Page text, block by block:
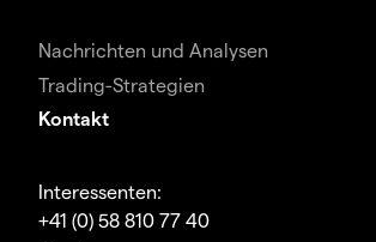
Nachrichten und Analysen
Trading-Strategien
Kontakt
Interessenten:
+41 (0) 58 810 77 40